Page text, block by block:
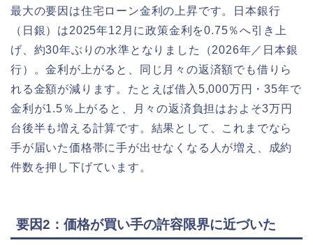
最大の要因は住宅ローン金利の上昇です。日本銀行
（日銀）は2025年12月に政策金利を0.75％へ引き上
げ、約30年ぶりの水準となりました（2026年／日本銀
行）。金利が上がると、同じ月々の返済額でも借りら
れる金額が減ります。たとえば借入5,000万円・35年で
金利が1.5％上がると、月々の返済負担はおよそ3万円
台後半も増える計算です。結果として、これまでなら
手が届いた価格帯に手が出せなくなる人が増え、成約
件数を押し下げています。
要因2：価格が買い手の許容限界に近づいた